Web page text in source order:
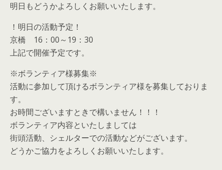
明日もどうかよろしくお願いいたします。
！明日の活動予定！
京橋 16：00～19：30
上記で開催予定です。
※ボランティア様募集※
活動に参加して頂けるボランティア様を募集しておりま
す。
お時間ございますときで構いません！！！
ボランティア内容といたしましては
街頭活動、シェルターでの活動などがございます。
どうかご協力をよろしくお願いいたします。